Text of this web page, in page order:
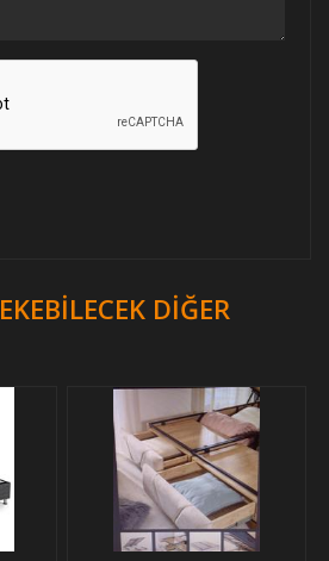
DIĞER